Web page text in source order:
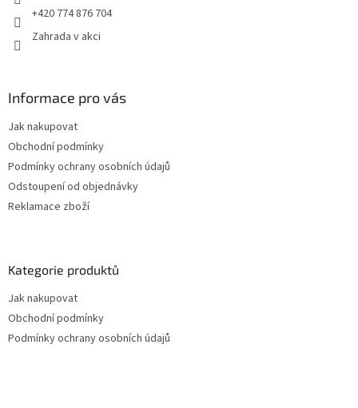
+420 774 876 704
Zahrada v akci
Informace pro vás
Jak nakupovat
Obchodní podmínky
Podmínky ochrany osobních údajů
Odstoupení od objednávky
Reklamace zboží
Kategorie produktů
Jak nakupovat
Obchodní podmínky
Podmínky ochrany osobních údajů